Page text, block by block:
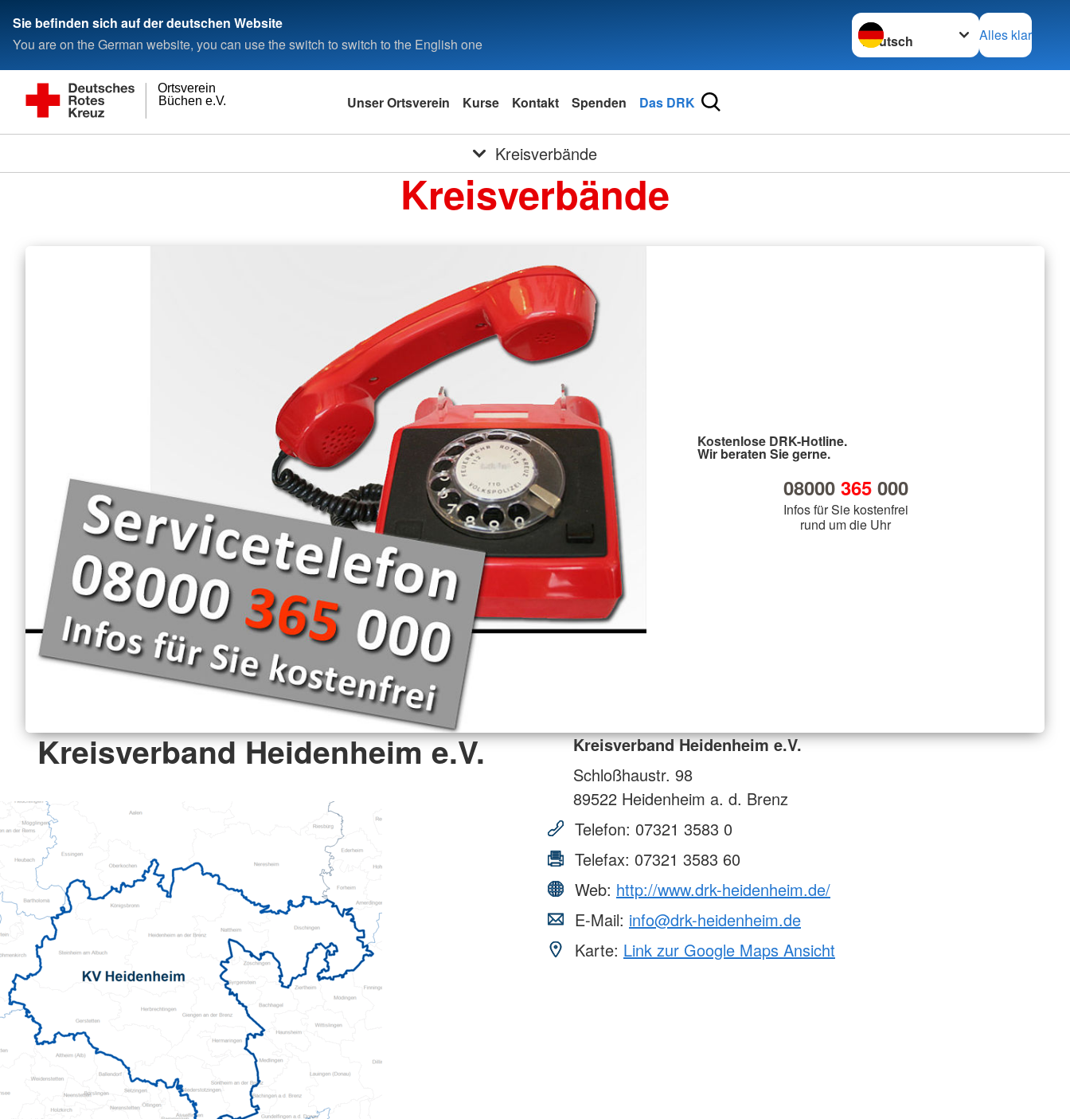
Sie befinden sich auf der deutschen Website
You are on the German website, you can use the switch to switch to the English one
Sprache wechseln zu
Alles klar
Büchen e.V.
Ortsverein
Unser Ortsverein Kurse Kontakt Spenden Das DRK
Kreisverbände
Kreisverbände
Kostenlose DRK-Hotline.
Wir beraten Sie gerne.
08000 365000
Infos für Sie kostenfrei
rund um die Uhr
Kreisverband Heidenheim e.V.
Kreisverband Heidenheim e.V.
Schloßhaustr. 98
89522 Heidenheim a. d. Brenz
Telefon: 07321 3583 0
Telefax: 07321 3583 60
Web: http://www.drk-heidenheim.de/
E-Mail: info@drk-heidenheim.de
Karte: Link zur Google Maps Ansicht